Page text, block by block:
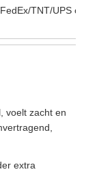
TNT/UPS of
voelt zacht en
extra